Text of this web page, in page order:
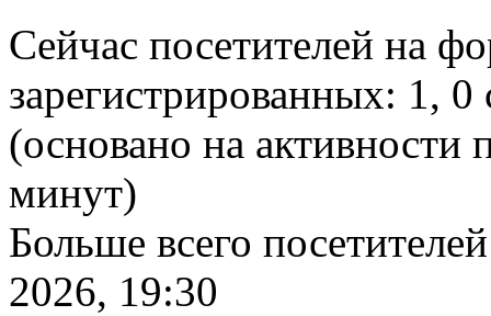
Сейчас посетителей на
зарегистрированных: 1,
(основано на активности
минут)
Больше всего
2026, 19:30